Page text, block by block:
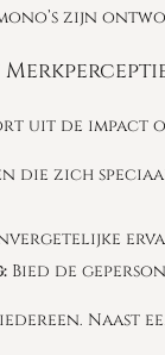
zijn
uit de
die zich
Bied de
Naast